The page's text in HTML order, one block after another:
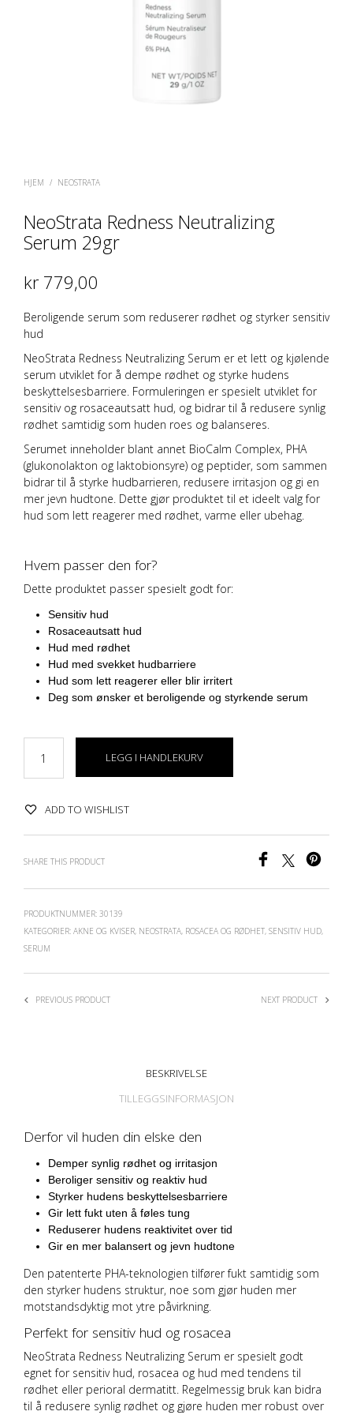
HJEM / NEOSTRATA
NeoStrata Redness Neutralizing
Serum 29gr
kr 779,00
Beroligende serum som reduserer rødhet og styrker sensitiv
hud
NeoStrata Redness Neutralizing Serum er et lett og kjølende
serum utviklet for å dempe rødhet og styrke hudens
beskyttelsesbarriere. Formuleringen er spesielt utviklet for
sensitiv og rosaceautsatt hud, og bidrar til å redusere synlig
rødhet samtidig som huden roes og balanseres.
Serumet inneholder blant annet BioCalm Complex, PHA
(glukonolakton og laktobionsyre) og peptider, som sammen
bidrar til å styrke hudbarrieren, redusere irritasjon og gi en
mer jevn hudtone. Dette gjør produktet til et ideelt valg for
hud som lett reagerer med rødhet, varme eller ubehag.
Hvem passer den for?
Dette produktet passer spesielt godt for:
Sensitiv hud
Rosaceautsatt hud
Hud med rødhet
Hud med svekket hudbarriere
Hud som lett reagerer eller blir irritert
Deg som ønsker et beroligende og styrkende serum
LEGG I HANDLEKURV
ADD TO WISHLIST
SHARE THIS PRODUCT
PRODUKTNUMMER: 30139
KATEGORIER: AKNE OG KVISER, NEOSTRATA, ROSACEA OG RØDHET, SENSITIV HUD,
SERUM
PREVIOUS PRODUCT NEXT PRODUCT
BESKRIVELSE
TILLEGGSINFORMASJON
Derfor vil huden din elske den
Demper synlig rødhet og irritasjon
Beroliger sensitiv og reaktiv hud
Styrker hudens beskyttelsesbarriere
Gir lett fukt uten å føles tung
Reduserer hudens reaktivitet over tid
Gir en mer balansert og jevn hudtone
Den patenterte PHA-teknologien tilfører fukt samtidig som
den styrker hudens struktur, noe som gjør huden mer
motstandsdyktig mot ytre påvirkning.
Perfekt for sensitiv hud og rosacea
NeoStrata Redness Neutralizing Serum er spesielt godt
egnet for sensitiv hud, rosacea og hud med tendens til
rødhet eller perioral dermatitt. Regelmessig bruk kan bidra
til å redusere synlig rødhet og gjøre huden mer robust over